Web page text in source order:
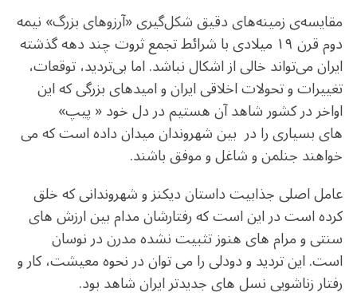
مقایسه‌ی زمینه‌های دقیق شکل‌گیری «آرزوهای بزرگ» نیمه
دوم قرن ۱۹ میلادی با شرائط تجمع ثروت چند دهه گذشته
ایران می‌تواند خالی از اشکال نباشد. اما بی‌تردید، توقعات،
تغییرات و تحولات اخلاقی ایران و امیدهای بزرگی که این
اواخر در کشور شاهد آن هستیم در دل خود « پیپ»
های بسیاری را در بین شهروندان میدان داده است که می
خواهند جنلمن و شاغل و موفق باشند.
عامل اصلی جذابیت داستان دیکنز و شهروندانی که خلق
کرده است در این است که رفتارشان مدام بین ارزش های
سنتی و مرام های هنوز تثبیت نشده مدرن در نوسان
است. این تردید و دودلی را می توان در نحوه معیشت، کار و
رفتار زناشویی نسل های جدیدتر ایران شاهد بود.